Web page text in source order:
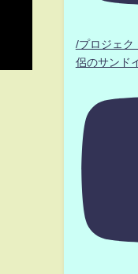
/プロジェ
侶のサンド